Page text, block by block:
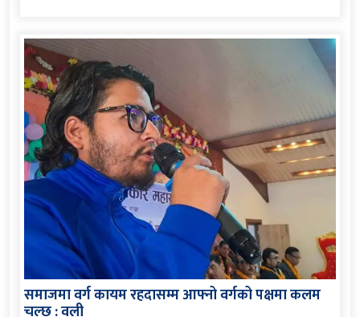
समाजमा वर्ग कायम रहदासम्म आफ्नो वर्गको पक्षमा कलम
चल्छ : वली